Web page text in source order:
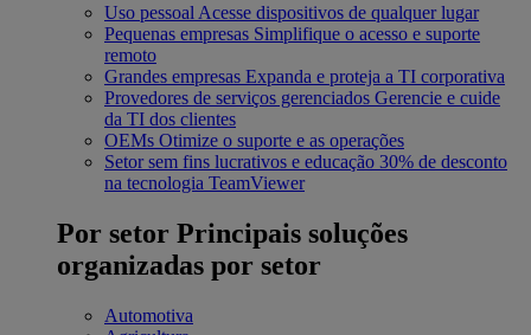
Uso pessoal Acesse dispositivos de qualquer lugar
Pequenas empresas Simplifique o acesso e suporte
remoto
Grandes empresas Expanda e proteja a TI corporativa
Provedores de serviços gerenciados Gerencie e cuide
da TI dos clientes
OEMs Otimize o suporte e as operações
Setor sem fins lucrativos e educação 30% de desconto
na tecnologia TeamViewer
Por setor Principais soluções
organizadas por setor
Automotiva